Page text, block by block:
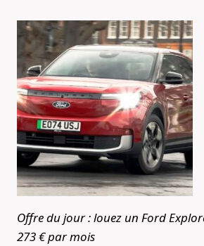
Offre du jour : louez un Ford
273 € par mois